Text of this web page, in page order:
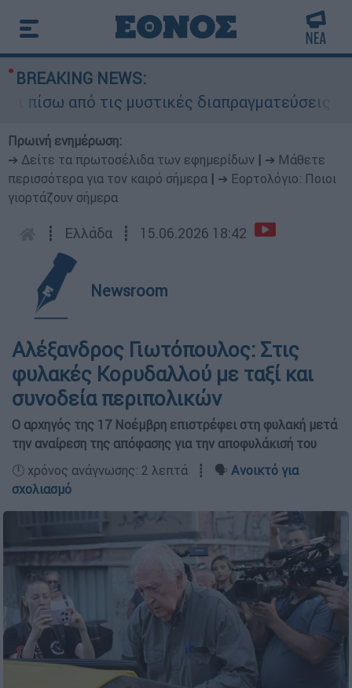
BREAKING NEWS:
από τις μυστικές διαπραγματεύσεις και
Πρωινή ενημέρωση:
➔ Δείτε τα πρωτοσέλιδα των εφημερίδων
➔ Μάθετε
περισσότερα για τον καιρό σήμερα
➔ Εορτολόγιο: Ποιοι
γιορτάζουν σήμερα
┋ Ελλάδα ┋ 15.06.2026 18:42
Newsroom
Αλέξανδρος Γιωτόπουλος: Στις
φυλακές Κορυδαλλού με ταξί και
συνοδεία περιπολικών
Ο αρχηγός της 17 Νοέμβρη επιστρέφει στη φυλακή μετά
την αναίρεση της απόφασης για την αποφυλάκισή του
🕛 χρόνος ανάγνωσης: 2 λεπτά ┋ 🗣️ Ανοικτό για
σχολιασμό